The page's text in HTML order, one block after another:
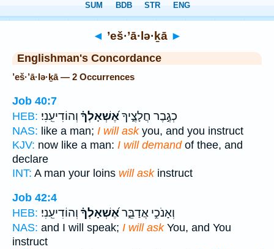
◄ ’eš·’ā·lə·ḵā ►
Englishman's Concordance
’eš·’ā·lə·ḵā — 2 Occurrences
Job 40:7
HEB:
כְגֶ֣בֶר חֲלָצֶ֑יךָאֶ֝שְׁאָלְךָ֗ וְהוֹדִיעֵֽנִי׃
NAS: like a man; I will askyou, and you instruct
KJV: now like a man: I will demandof thee, and
declare
INT: A man your loins will askinstruct
Job 42:4
HEB:
וְאָנֹכִ֣י אֲדַבֵּ֑ראֶ֝שְׁאָלְךָ֗ וְהוֹדִיעֵֽנִי׃
NAS: and I will speak; I will askYou, and You
instruct